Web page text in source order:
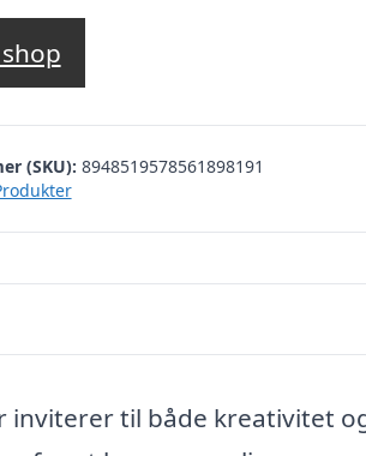
(SKU): 8948519578561898191
inviterer til både kreativitet